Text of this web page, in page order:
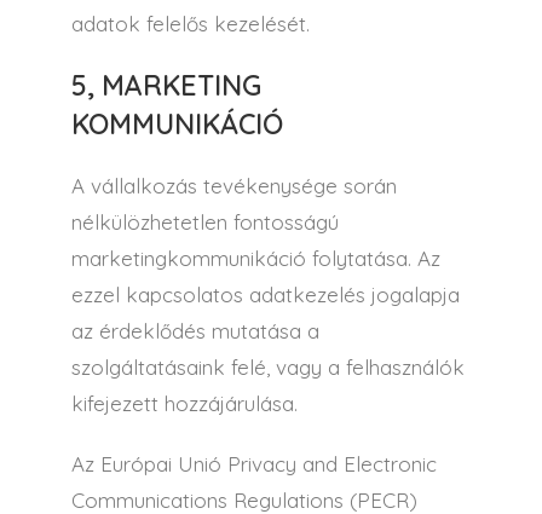
adatok felelős kezelését.
5, MARKETING
KOMMUNIKÁCIÓ
A vállalkozás tevékenysége során
nélkülözhetetlen fontosságú
marketingkommunikáció folytatása. Az
ezzel kapcsolatos adatkezelés jogalapja
az érdeklődés mutatása a
szolgáltatásaink felé, vagy a felhasználók
kifejezett hozzájárulása.
Az Európai Unió Privacy and Electronic
Communications Regulations (PECR)